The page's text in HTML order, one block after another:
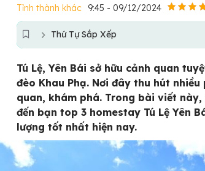
Tỉnh thành khác 9:45 - 09/12/2024
Thứ Tự Sắp Xếp
Tú Lệ, Yên Bái sở hữu cảnh quan
đèo Khau Phạ. Nơi đây thu hút
quan, khám phá. Trong bài viết này,
đến bạn top 3 homestay Tú Lệ Yên
lượng tốt nhất hiện nay.